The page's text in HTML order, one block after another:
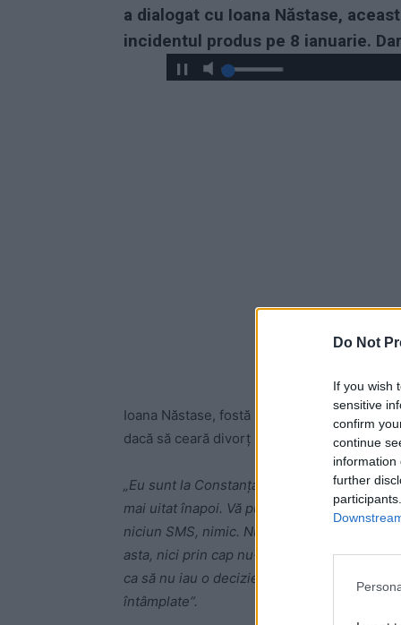
Do Not
If you wish
sensitive
confirm
continue
information
further
a dialogat cu Ioana Năstase,
incidentul produs pe 8 ianuarie.
Ioana Năstase, fostă Simion, s-a căsătorit
dacă să ceară divorț sau nu, dar și că Ilie
„Eu sunt la Constanța, am plecat imediat
mai uitat înapoi. Vă puteți da seama cât de
niciun SMS, nimic. Nu, nu și-a cerut scuze.
asta, nici prin cap nu-mi trece. Nu m-am
ca să nu iau o decizie sub imperiul
întâmplate“.